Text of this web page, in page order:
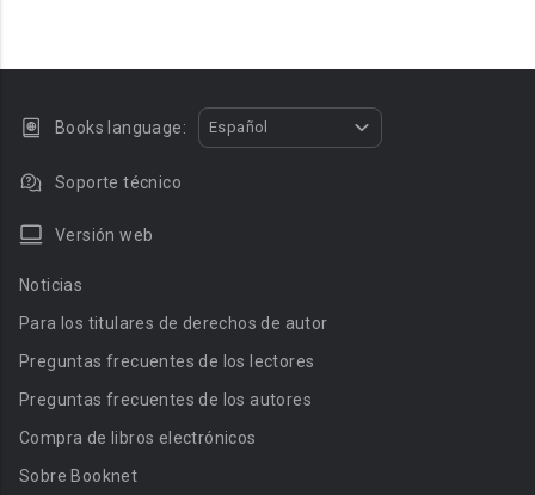
Books language: Español
Soporte técnico
Versión web
Noticias
Para los titulares de derechos de autor
Preguntas frecuentes de los lectores
Preguntas frecuentes de los autores
Compra de libros electrónicos
Sobre Booknet